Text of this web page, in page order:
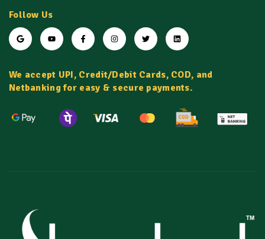
Follow Us
We accept UPI, Credit/Debit Cards, COD, and
Netbanking for easy & secure payments.